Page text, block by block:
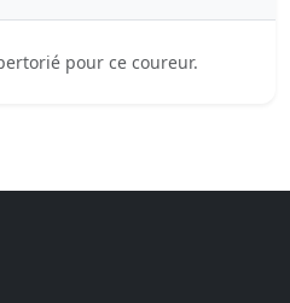
pour ce coureur.